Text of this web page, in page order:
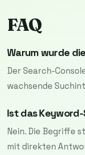
FAQ
Warum wurde
Der Search-
wachsende
Ist das
Nein. Die Begriffe
mit direkten